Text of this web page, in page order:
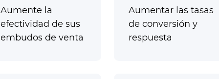
Aumente la
efectividad de sus
embudos de venta
Aumentar las tasas
de conversión y
respuesta